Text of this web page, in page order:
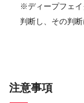
※ディープフェ
判断し、その判
注意事項